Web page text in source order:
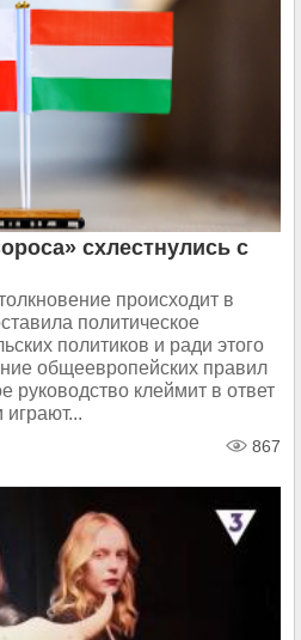
схлестнулись с
происходит в
политическое
политиков и ради этого
общеевропейских правил
руководство клеймит в ответ
играют...
867